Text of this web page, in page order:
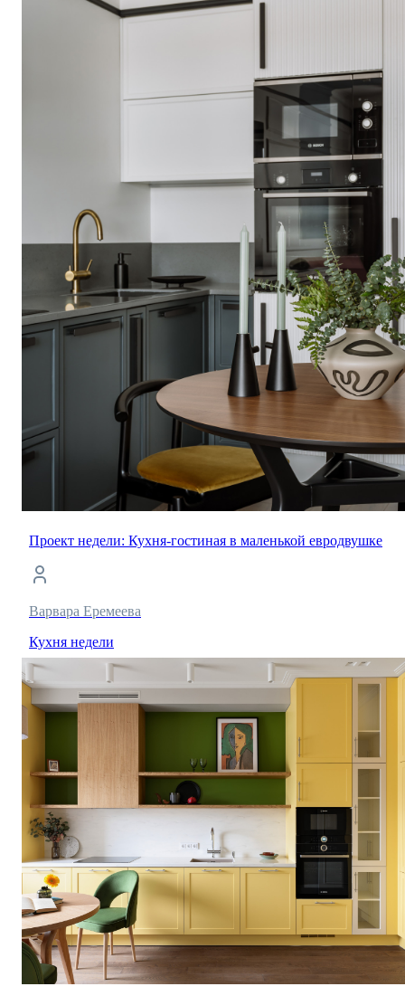
Проект недели: Кухня-гостиная в маленькой евродвушке
Варвара Еремеева
Кухня недели